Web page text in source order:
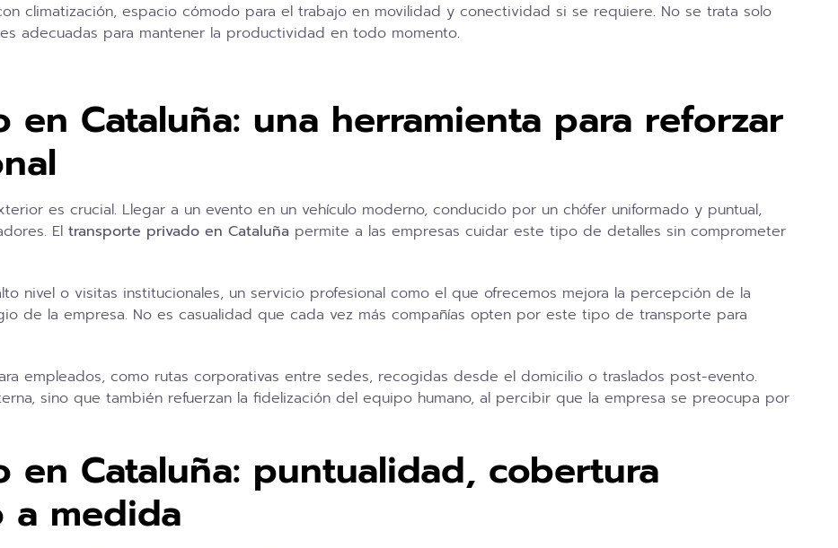
climatización, espacio cómodo para el trabajo en movilidad y conectividad si se requiere. No se trata solo
adecuadas para mantener la productividad en todo momento.
Cataluña: una herramienta para reforzar
es crucial. Llegar a un evento en un vehículo moderno, conducido por un chófer uniformado y puntual,
El transporte privado en Cataluña permite a las empresas cuidar este tipo de detalles sin comprometer
nivel o visitas institucionales, un servicio profesional como el que ofrecemos mejora la percepción de la
de la empresa. No es casualidad que cada vez más compañías opten por este tipo de transporte para
empleados, como rutas corporativas entre sedes, recogidas desde el domicilio o traslados post-evento.
sino que también refuerzan la fidelización del equipo humano, al percibir que la empresa se preocupa por
en Cataluña: puntualidad, cobertura
medida